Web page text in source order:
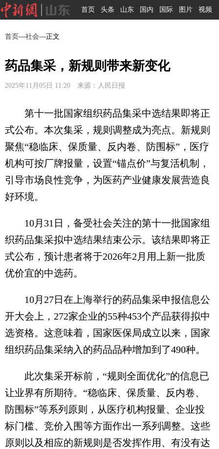
首页 头条 山东 国内 国际 图片 视频
首页—社会—正文
药品集采，新规则带来新变化
2025年11月05日 11:20 来源：人民日报
第十一批国家组织药品集采中选结果即将正
式公布。本次集采，规则调整成为亮点。新规则
聚焦“稳临床、保质量、反内卷、防围标”，医疗
机构可按厂牌报量，设置“锚点价”与复活机制，
引导市场良性竞争，为医药产业健康发展营造良
好环境。
10月31日，备受社会关注的第十一批国家组
织药品集采拟中选结果结束公示。该结果即将正
式公布，预计患者将于2026年2月用上新一批质
优价宜的中选药。
10月27日在上海举行的药品集采申报信息公
开大会上，272家企业的55种453个产品获得拟中
选资格。这意味着，国家医保局成立以来，国家
组织药品集采纳入的药品品种增加到了490种。
此次集采开标前，“规则全面优化”的信息已
让业界有所期待。“稳临床、保质量、反内卷、
防围标”等系列原则，从医疗机构报量、企业投
标门槛、竞价入围等方面作出一系列调整。这些
原则以及相应的新规则是否发挥作用、有没有达